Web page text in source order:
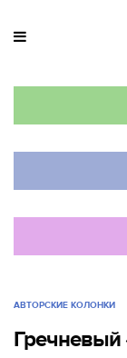
АВТОРСКИЕ КОЛОНКИ
Гречневый